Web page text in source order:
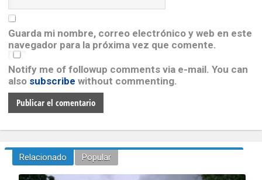
Guarda mi nombre, correo electrónico y web en este
navegador para la próxima vez que comente.
Notify me of followup comments via e-mail. You can
also subscribe without commenting.
Relacionado Popular